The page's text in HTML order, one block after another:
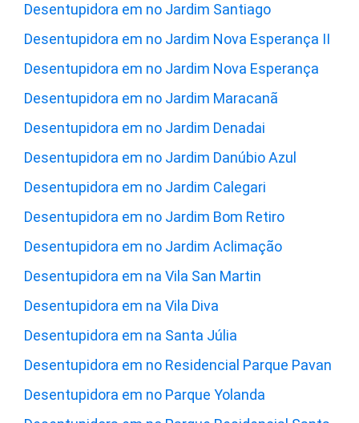
Desentupidora em no Jardim Santiago
Desentupidora em no Jardim Nova Esperança II
Desentupidora em no Jardim Nova Esperança
Desentupidora em no Jardim Maracanã
Desentupidora em no Jardim Denadai
Desentupidora em no Jardim Danúbio Azul
Desentupidora em no Jardim Calegari
Desentupidora em no Jardim Bom Retiro
Desentupidora em no Jardim Aclimação
Desentupidora em na Vila San Martin
Desentupidora em na Vila Diva
Desentupidora em na Santa Júlia
Desentupidora em no Residencial Parque Pavan
Desentupidora em no Parque Yolanda